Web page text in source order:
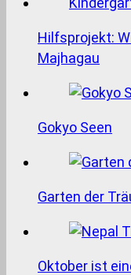
Hilfsprojekt:
Majhagau
Gokyo Seen
Garten der
Oktober ist